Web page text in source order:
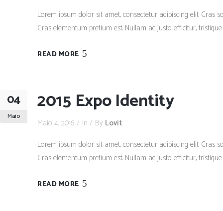
Lorem ipsum dolor sit amet, consectetur adipiscing elit. Cras
Cras elementum pretium est. Nullam ac justo efficitur,
READ MORE
04
Maio
2015 Expo Identity
Maio 4, 2016 In By Lovit
Lorem ipsum dolor sit amet, consectetur adipiscing elit. Cras
Cras elementum pretium est. Nullam ac justo efficitur,
READ MORE